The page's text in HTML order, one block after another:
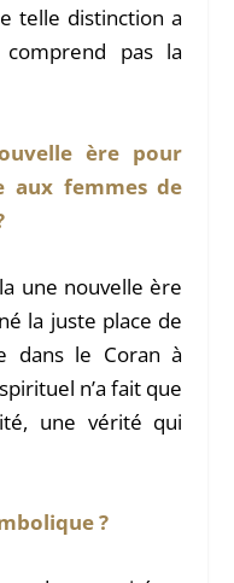
telle distinction a
pas la
ère pour
aux femmes de
une nouvelle ère
la juste place de
dans le Coran à
n’a fait que
une vérité qui
?